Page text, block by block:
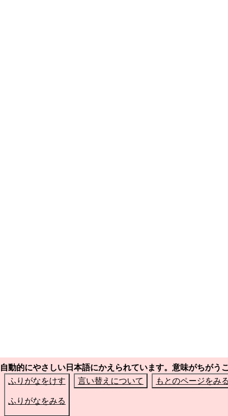
自動的にやさしい日本語にかえられています。意味がちがう
ふりがなをけす
ふりがなをみる
言い替えについて もとのページをみる